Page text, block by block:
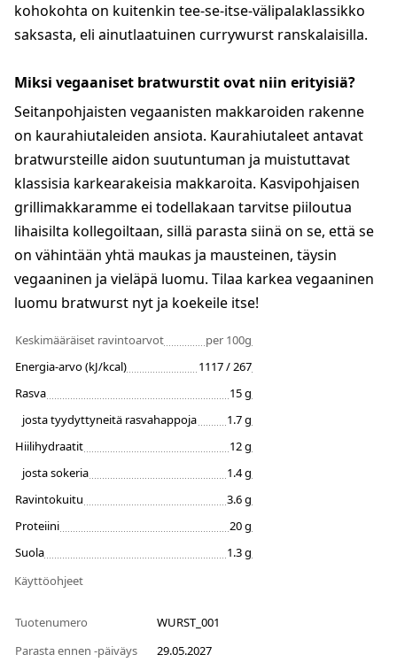
kohokohta on kuitenkin tee-se-itse-välipalaklassikko
saksasta, eli ainutlaatuinen currywurst ranskalaisilla.
Miksi vegaaniset bratwurstit ovat niin erityisiä?
Seitanpohjaisten vegaanisten makkaroiden rakenne
on kaurahiutaleiden ansiota. Kaurahiutaleet antavat
bratwursteille aidon suutuntuman ja muistuttavat
klassisia karkearakeisia makkaroita. Kasvipohjaisen
grillimakkaramme ei todellakaan tarvitse piiloutua
lihaisilta kollegoiltaan, sillä parasta siinä on se, että se
on vähintään yhtä maukas ja mausteinen, täysin
vegaaninen ja vieläpä luomu. Tilaa karkea vegaaninen
luomu bratwurst nyt ja koekeile itse!
Keskimääräiset ravintoarvot
per 100g
Energia-arvo (kJ/kcal)
1117 / 267
Rasva
15 g
josta tyydyttyneitä rasvahappoja
1.7 g
Hiilihydraatit
12 g
josta sokeria
1.4 g
Ravintokuitu
3.6 g
Proteiini
20 g
Suola
1.3 g
Käyttöohjeet
Tuotenumero
WURST_001
Parasta ennen -päiväys
29.05.2027